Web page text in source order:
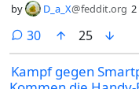
by D_a_X@feddit.org
30comments
25
Kampf gegen